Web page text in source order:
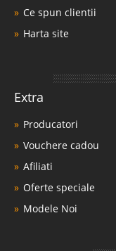
Ce spun clientii
Harta site
Extra
Producatori
Vouchere cadou
Afiliati
Oferte speciale
Modele Noi